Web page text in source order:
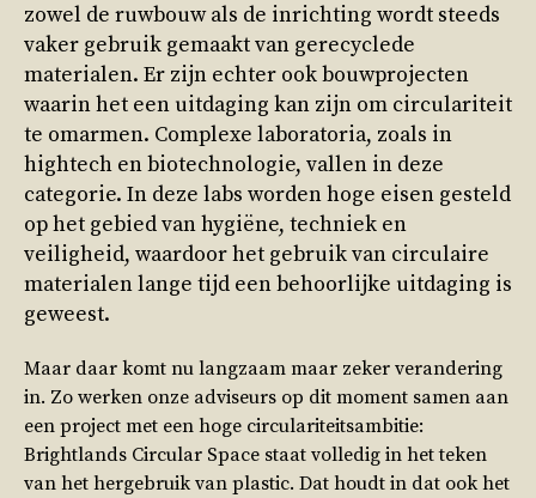
zowel de ruwbouw als de inrichting wordt steeds
vaker gebruik gemaakt van gerecyclede
materialen. Er zijn echter ook bouwprojecten
waarin het een uitdaging kan zijn om circulariteit
te omarmen. Complexe laboratoria, zoals in
hightech en biotechnologie, vallen in deze
categorie. In deze labs worden hoge eisen gesteld
op het gebied van hygiëne, techniek en
veiligheid, waardoor het gebruik van circulaire
materialen lange tijd een behoorlijke uitdaging is
geweest.
Maar daar komt nu langzaam maar zeker verandering
in. Zo werken onze adviseurs op dit moment samen aan
een project met een hoge circulariteitsambitie:
Brightlands Circular Space staat volledig in het teken
van het hergebruik van plastic. Dat houdt in dat ook het